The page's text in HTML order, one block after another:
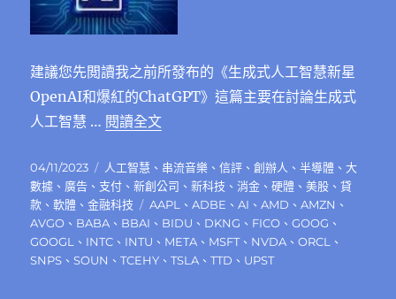
得
資〉
建議您先閲讀我之前所發布的《生成式人工智慧新星
OpenAI和爆紅的ChatGPT》這篇主要在討論生成式
人工智慧 … 閱讀全文〈美股主要的人工智慧上市公司〉
發
佈
日
期:
04/11/2023
分
類
人工智慧 、 串流音樂 、信評 、創辦人 、半導體 、大
數據 、 廣告 、 支付 、新創公司 、新科技 、消金 、硬體 、美股 、貸
款 、軟體 、金融科技
標
籤
AAPL 、ADBE 、AI 、AMD 、AMZN 、
AVGO 、 BABA 、 BBAI 、 BIDU 、 DKNG 、 FICO 、GOOG 、
GOOGL
、 INTC 、 INTU 、 META 、 MSFT、 NVDA 、ORCL
、
SNPS 、SOUN 、TCEHY 、TSLA 、TTD 、 UPST